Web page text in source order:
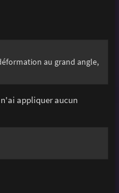
au grand angle,
appliquer aucun